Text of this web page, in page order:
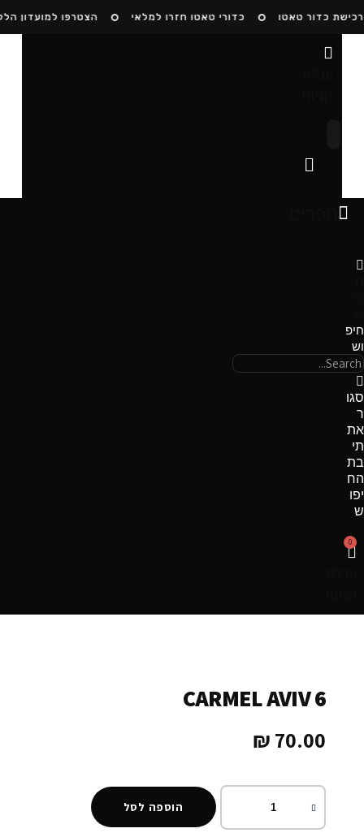
to
כדור טאטו כדורי טאטו חזרו למלאי הצטרפו למועדון
תפריט
חיפ
וש
סגו
ר
את
תי
בת
הח
יפו
ש
0
CARMEL AVIV 6
70.00
₪
כמות
של
Carmel
הוספה לסל